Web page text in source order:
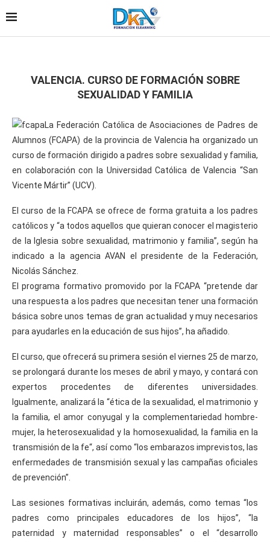
VALENCIA. CURSO DE FORMACIÓN SOBRE
SEXUALIDAD Y FAMILIA
La Federación Católica de Asociaciones de Padres de
Alumnos (FCAPA) de la provincia de Valencia ha organizado un
curso de formación dirigido a padres sobre sexualidad y familia,
en colaboración con la Universidad Católica de Valencia “San
Vicente Mártir” (UCV).
El curso de la FCAPA se ofrece de forma gratuita a los padres
católicos y “a todos aquellos que quieran conocer el magisterio
de la Iglesia sobre sexualidad, matrimonio y familia”, según ha
indicado a la agencia AVAN el presidente de la Federación,
Nicolás Sánchez.
El programa formativo promovido por la FCAPA “pretende dar
una respuesta a los padres que necesitan tener una formación
básica sobre unos temas de gran actualidad y muy necesarios
para ayudarles en la educación de sus hijos”, ha añadido.
El curso, que ofrecerá su primera sesión el viernes 25 de marzo,
se prolongará durante los meses de abril y mayo, y contará con
expertos procedentes de diferentes universidades.
Igualmente, analizará la “ética de la sexualidad, el matrimonio y
la familia, el amor conyugal y la complementariedad hombre-
mujer, la heterosexualidad y la homosexualidad, la familia en la
transmisión de la fe“, así como “los embarazos imprevistos, las
enfermedades de transmisión sexual y las campañas oficiales
de prevención”.
Las sesiones formativas incluirán, además, como temas “los
padres como principales educadores de los hijos”, “la
paternidad y maternidad responsables” o el “desarrollo